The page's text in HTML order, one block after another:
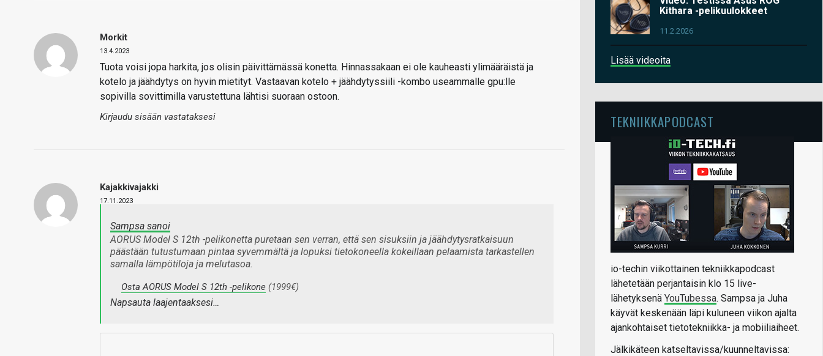
Morkit
13.4.2023
Tuota voisi jopa harkita, jos olisin päivittämässä konetta. Hinnassakaan ei ole kauheasti ylimääräistä ja
kotelo ja jäähdytys on hyvin mietityt. Vastaavan kotelo + jäähdytyssiili -kombo useammalle gpu:lle
sopivilla sovittimilla varustettuna lähtisi suoraan ostoon.
Kirjaudu sisään vastataksesi
Kajakkivajakki
17.11.2023
Sampsa sanoi
AORUS Model S 12th -pelikonetta puretaan sen verran, että sen sisuksiin ja jäähdytysratkaisuun
päästään tutustumaan pintaa syvemmältä ja lopuksi tietokoneella kokeillaan pelaamista tarkastellen
samalla lämpötiloja ja melutasoa.
Osta AORUS Model S 12th -pelikone (1999€)
Napsauta laajentaaksesi…
Kithara -pelikuulokkeet
11.2.2026
Lisää videoita
TEKNIIKKAPODCAST
io-techin viikottainen tekniikkapodcast
lähetetään perjantaisin klo 15 live-
lähetyksenä YouTubessa. Sampsa ja Juha
käyvät keskenään läpi kuluneen viikon ajalta
ajankohtaiset tietotekniikka- ja mobiiliaiheet.
Jälkikäteen katseltavissa/kuunneltavissa: